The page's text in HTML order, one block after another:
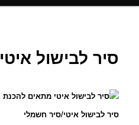
סיר לבישול איטי
סיר לבישול איטי/סיר חשמלי